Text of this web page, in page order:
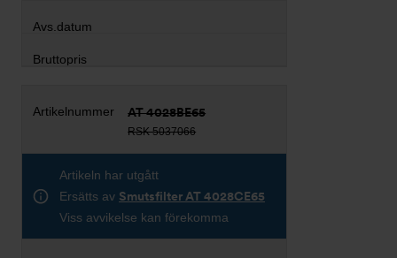
AT 4028BE65
RSK 5037066
Artikeln har utgått
Ersätts av Smutsfilter AT 4028CE65
Viss avvikelse kan förekomma